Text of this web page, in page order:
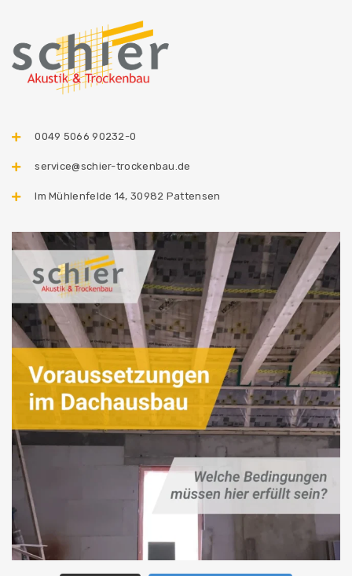
0049 5066 90232-0
service@schier-trockenbau.de
Im Mühlenfelde 14, 30982 Pattensen